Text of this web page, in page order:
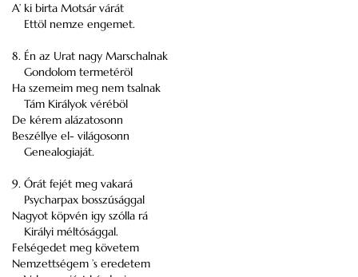
A’ ki birta Motsár várát
Ettöl nemze engemet.
8. Én az Urat nagy Marschalnak
Gondolom termetéröl
Ha szemeim meg nem tsalnak
Tám Királyok véréböl
De kérem alázatosonn
Beszéllye el- világosonn
Genealogiaját.
9. Órát fejét meg vakará
Psycharpax bosszúsággal
Nagyot köpvén igy szólla rá
Királyi méltósággal.
Felségedet meg követem
Nemzettségem ’s eredetem